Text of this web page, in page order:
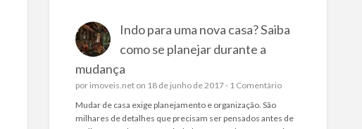
Indo para uma nova casa? Saiba
como se planejar durante a
mudança
por imoveis.neton 18 de junho de 2017 - 1 Comentário
Mudar de casa exige planejamento e organização. São
milhares de detalhes que precisam ser pensados antes de